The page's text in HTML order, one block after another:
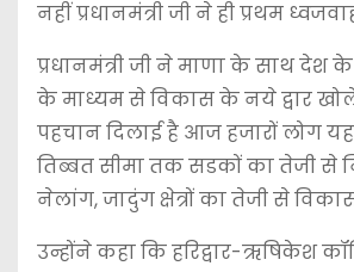
नहीं प्रधानमंत्री जी ने ही प्रथम
प्रधानमंत्री जी ने माणा के साथ देश
के माध्यम से विकास के नये द्वार
पहचान दिलाई है आज हजारों लोग
तिब्बत सीमा तक सडकों का तेजी से
नेलांग, जादुंग क्षेत्रों का तेजी से विकास
उन्होंने कहा कि हरिद्वार-ऋषिकेश